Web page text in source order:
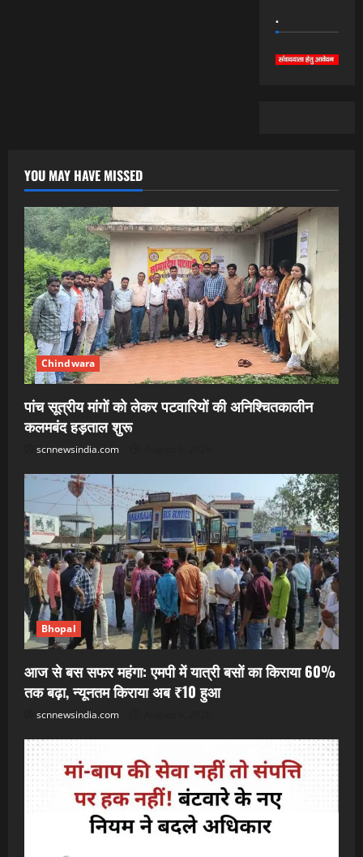
.
YOU MAY HAVE MISSED
Chindwara
पांच सूत्रीय मांगों को लेकर पटवारियों की अनिश्चितकालीन
कलमबंद हड़ताल शुरू
scnnewsindia.com
Bhopal
आज से बस सफर महंगा: एमपी में यात्री बसों का किराया 60%
तक बढ़ा, न्यूनतम किराया अब ₹10 हुआ
scnnewsindia.com